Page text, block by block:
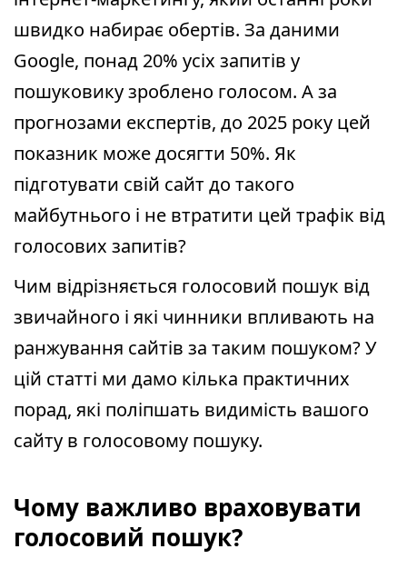
швидко набирає обертів. За даними
Google, понад 20% усіх запитів у
пошуковику зроблено голосом. А за
прогнозами експертів, до 2025 року цей
показник може досягти 50%. Як
підготувати свій сайт до такого
майбутнього і не втратити цей трафік від
голосових запитів?
Чим відрізняється голосовий пошук від
звичайного і які чинники впливають на
ранжування сайтів за таким пошуком? У
цій статті ми дамо кілька практичних
порад, які поліпшать видимість вашого
сайту в голосовому пошуку.
Чому важливо враховувати
голосовий пошук?